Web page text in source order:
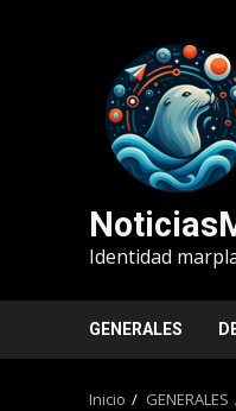
Identidad
GENERALES
Inicio GENERALES